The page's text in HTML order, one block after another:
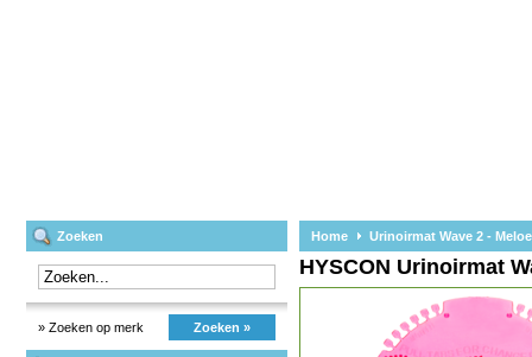
Zoeken
» Zoeken op merk Zoeken »
Home Urinoirmat Wave 2 -
HYSCON Urinoirmat